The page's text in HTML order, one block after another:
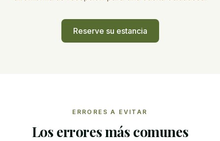
Reserve su estancia
ERRORES A EVITAR
Los errores más comunes